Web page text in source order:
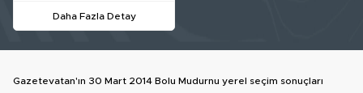
Daha Fazla Detay
Gazetevatan'ın 30 Mart 2014 Bolu Mudurnu yerel seçim sonuçları